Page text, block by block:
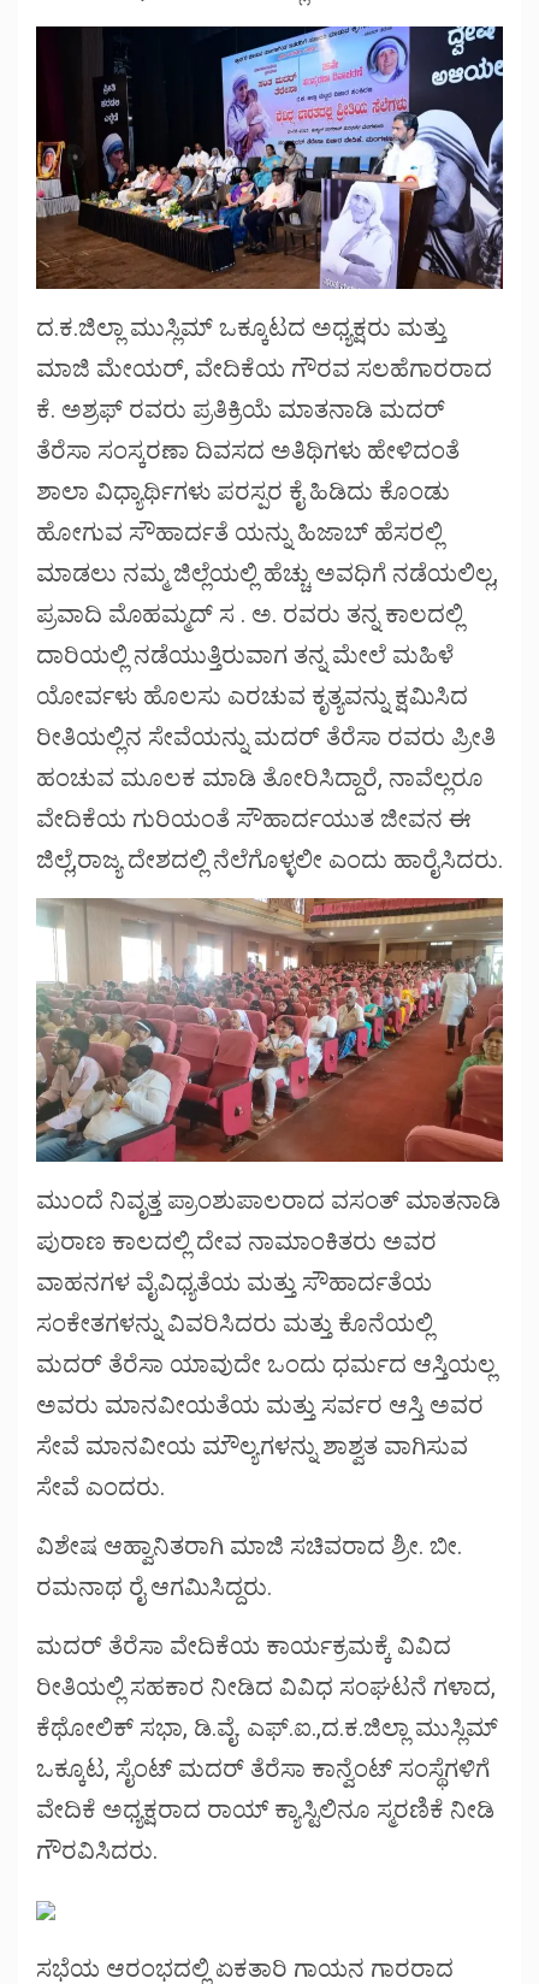
ದ.ಕ.ಜಿಲ್ಲಾ ಮುಸ್ಲಿಮ್ ಒಕ್ಕೂಟದ ಅಧ್ಯಕ್ಷರು ಮತ್ತು
ಮಾಜಿ ಮೇಯರ್, ವೇದಿಕೆಯ ಗೌರವ ಸಲಹೆಗಾರರಾದ
ಕೆ. ಅಶ್ರಫ್ ರವರು ಪ್ರತಿಕ್ರಿಯೆ ಮಾತನಾಡಿ ಮದರ್
ತೆರೆಸಾ ಸಂಸ್ಕರಣಾ ದಿವಸದ ಅತಿಥಿಗಳು ಹೇಳಿದಂತೆ
ಶಾಲಾ ವಿಧ್ಯಾರ್ಥಿಗಳು ಪರಸ್ಪರ ಕೈ ಹಿಡಿದು ಕೊಂಡು
ಹೋಗುವ ಸೌಹಾರ್ದತೆ ಯನ್ನು ಹಿಜಾಬ್ ಹೆಸರಲ್ಲಿ
ಮಾಡಲು ನಮ್ಮ ಜಿಲ್ಲೆಯಲ್ಲಿ ಹೆಚ್ಚು ಅವಧಿಗೆ ನಡೆಯಲಿಲ್ಲ,
ಪ್ರವಾದಿ ಮೊಹಮ್ಮದ್ ಸ . ಅ. ರವರು ತನ್ನ ಕಾಲದಲ್ಲಿ
ದಾರಿಯಲ್ಲಿ ನಡೆಯುತ್ತಿರುವಾಗ ತನ್ನ ಮೇಲೆ ಮಹಿಳೆ
ಯೋರ್ವಳು ಹೊಲಸು ಎರಚುವ ಕೃತ್ಯವನ್ನು ಕ್ಷಮಿಸಿದ
ರೀತಿಯಲ್ಲಿನ ಸೇವೆಯನ್ನು ಮದರ್ ತೆರೆಸಾ ರವರು ಪ್ರೀತಿ
ಹಂಚುವ ಮೂಲಕ ಮಾಡಿ ತೋರಿಸಿದ್ದಾರೆ, ನಾವೆಲ್ಲರೂ
ವೇದಿಕೆಯ ಗುರಿಯಂತೆ ಸೌಹಾರ್ದಯುತ ಜೀವನ ಈ
ಜಿಲ್ಲೆ,ರಾಜ್ಯ ದೇಶದಲ್ಲಿ ನೆಲೆಗೊಳ್ಳಲೀ ಎಂದು ಹಾರೈಸಿದರು.
ಮುಂದೆ ನಿವೃತ್ತ ಪ್ರಾಂಶುಪಾಲರಾದ ವಸಂತ್ ಮಾತನಾಡಿ
ಪುರಾಣ ಕಾಲದಲ್ಲಿ ದೇವ ನಾಮಾಂಕಿತರು ಅವರ
ವಾಹನಗಳ ವೈವಿಧ್ಯತೆಯ ಮತ್ತು ಸೌಹಾರ್ದತೆಯ
ಸಂಕೇತಗಳನ್ನು ವಿವರಿಸಿದರು ಮತ್ತು ಕೊನೆಯಲ್ಲಿ
ಮದರ್ ತೆರೆಸಾ ಯಾವುದೇ ಒಂದು ಧರ್ಮದ ಆಸ್ತಿಯಲ್ಲ
ಅವರು ಮಾನವೀಯತೆಯ ಮತ್ತು ಸರ್ವರ ಆಸ್ತಿ ಅವರ
ಸೇವೆ ಮಾನವೀಯ ಮೌಲ್ಯಗಳನ್ನು ಶಾಶ್ವತ ವಾಗಿಸುವ
ಸೇವೆ ಎಂದರು.
ವಿಶೇಷ ಆಹ್ವಾನಿತರಾಗಿ ಮಾಜಿ ಸಚಿವರಾದ ಶ್ರೀ. ಬೀ.
ರಮನಾಥ ರೈ ಆಗಮಿಸಿದ್ದರು.
ಮದರ್ ತೆರೆಸಾ ವೇದಿಕೆಯ ಕಾರ್ಯಕ್ರಮಕ್ಕೆ ವಿವಿದ
ರೀತಿಯಲ್ಲಿ ಸಹಕಾರ ನೀಡಿದ ವಿವಿಧ ಸಂಘಟನೆ ಗಳಾದ,
ಕೆಥೋಲಿಕ್ ಸಭಾ, ಡಿ.ವೈ. ಎಫ್.ಐ.,ದ.ಕ.ಜಿಲ್ಲಾ ಮುಸ್ಲಿಮ್
ಒಕ್ಕೂಟ, ಸೈಂಟ್ ಮದರ್ ತೆರೆಸಾ ಕಾನ್ವೆಂಟ್ ಸಂಸ್ಥೆಗಳಿಗೆ
ವೇದಿಕೆ ಅಧ್ಯಕ್ಷರಾದ ರಾಯ್ ಕ್ಯಾಸ್ಟಿಲಿನೂ ಸ್ಮರಣಿಕೆ ನೀಡಿ
ಗೌರವಿಸಿದರು.
ಸಭೆಯ ಆರಂಭದಲ್ಲಿ ಏಕತಾರಿ ಗಾಯನ ಗಾರರಾದ